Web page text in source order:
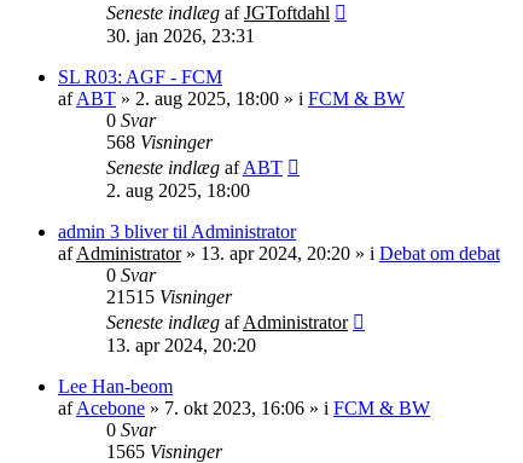
Seneste indlæg afJGToftdahl
30. jan 2026, 23:31
SL R03: AGF - FCM
afABT » 2. aug 2025, 18:00 » i FCM & BW
0 Svar
568 Visninger
Seneste indlæg afABT
2. aug 2025, 18:00
admin 3 bliver til Administrator
afAdministrator» 13. apr 2024, 20:20 » i Debat om debat
0 Svar
21515 Visninger
Seneste indlæg afAdministrator
13. apr 2024, 20:20
Lee Han-beom
afAcebone » 7. okt 2023, 16:06 » i FCM & BW
0 Svar
1565 Visninger